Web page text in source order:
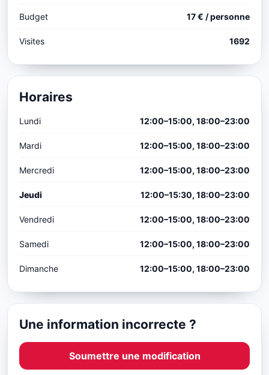
Budget 17 € / personne
Visites 1692
Horaires
Lundi 12:00–15:00, 18:00–23:00
Mardi 12:00–15:00, 18:00–23:00
Mercredi 12:00–15:00, 18:00–23:00
Jeudi 12:00–15:30, 18:00–23:00
Vendredi 12:00–15:00, 18:00–23:00
Samedi 12:00–15:00, 18:00–23:00
Dimanche 12:00–15:00, 18:00–23:00
Une information incorrecte ?
Soumettre une modification